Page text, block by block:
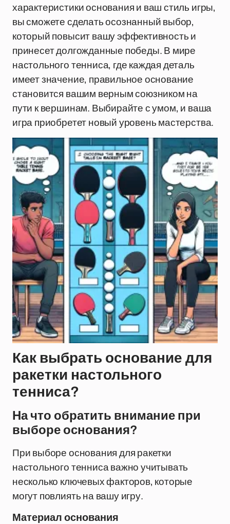
характеристики основания и ваш стиль игры,
вы сможете сделать осознанный выбор,
который повысит вашу эффективность и
принесет долгожданные победы. В мире
настольного тенниса, где каждая деталь
имеет значение, правильное основание
становится вашим верным союзником на
пути к вершинам. Выбирайте с умом, и ваша
игра приобретет новый уровень мастерства.
Как выбрать основание для
ракетки настольного
тенниса?
На что обратить внимание при
выборе основания?
При выборе основания для ракетки
настольного тенниса важно учитывать
несколько ключевых факторов, которые
могут повлиять на вашу игру.
Материал основания